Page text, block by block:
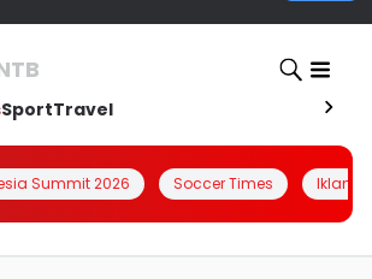
SportTravel
Summit 2026 Soccer Times Iklanin